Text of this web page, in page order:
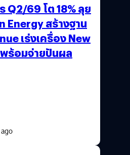
Q2/69 โต 18% ลุย
Energy สร้างฐาน
เร่งเครื่อง New
ร้อมจ่ายปันผล